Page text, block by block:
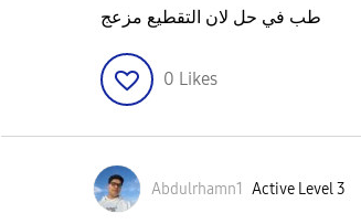
طب في حل لان التقطيع مزعج
0 Likes
Abdulrhamn1 Active Level 3